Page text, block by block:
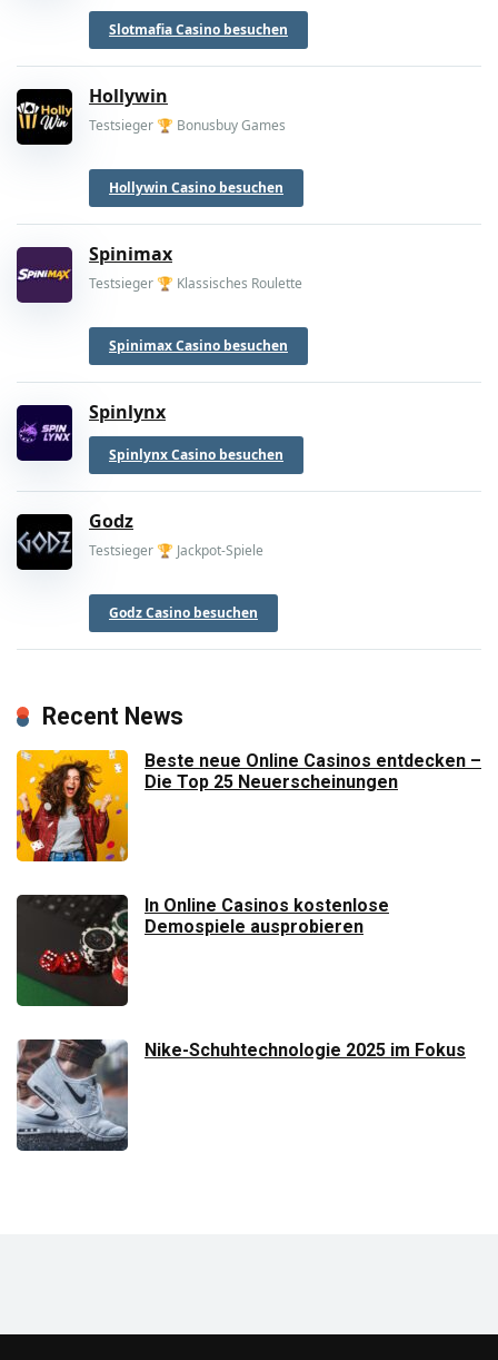
Slotmafia Casino besuchen
Hollywin
Testsieger 🏆 Bonusbuy Games
Hollywin Casino besuchen
Spinimax
Testsieger 🏆 Klassisches Roulette
Spinimax Casino besuchen
Spinlynx
Spinlynx Casino besuchen
Godz
Testsieger 🏆 Jackpot-Spiele
Godz Casino besuchen
Recent News
Beste neue Online Casinos entdecken –
Die Top 25 Neuerscheinungen
In Online Casinos kostenlose
Demospiele ausprobieren
Nike-Schuhtechnologie 2025 im Fokus